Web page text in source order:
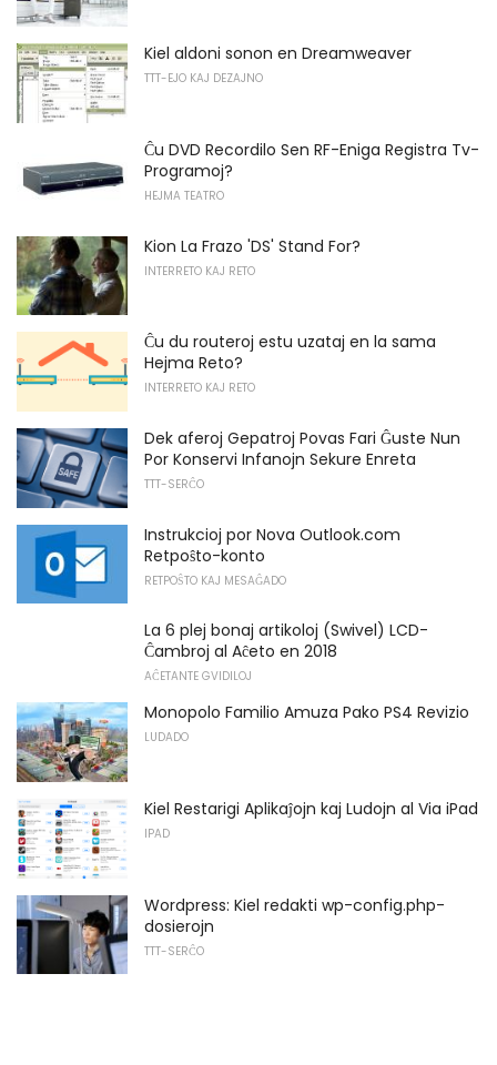
Kiel aldoni sonon en Dreamweaver
TTT-EJO KAJ DEZAJNO
Ĉu DVD Recordilo Sen RF-Eniga Registra Tv-
Programoj?
HEJMA TEATRO
Kion La Frazo 'DS' Stand For?
INTERRETO KAJ RETO
Ĉu du routeroj estu uzataj en la sama
Hejma Reto?
INTERRETO KAJ RETO
Dek aferoj Gepatroj Povas Fari Ĝuste Nun
Por Konservi Infanojn Sekure Enreta
TTT-SERĈO
Instrukcioj por Nova Outlook.com
Retpoŝto-konto
RETPOŜTO KAJ MESAĜADO
La 6 plej bonaj artikoloj (Swivel) LCD-
Ĉambroj al Aĉeto en 2018
AĈETANTE GVIDILOJ
Monopolo Familio Amuza Pako PS4 Revizio
LUDADO
Kiel Restarigi Aplikaĵojn kaj Ludojn al Via iPad
IPAD
Wordpress: Kiel redakti wp-config.php-
dosierojn
TTT-SERĈO